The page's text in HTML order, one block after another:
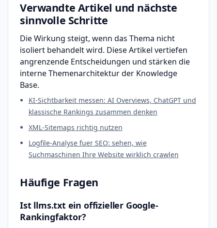
Verwandte Artikel und nächste
sinnvolle Schritte
Die Wirkung steigt, wenn das Thema nicht
isoliert behandelt wird. Diese Artikel vertiefen
angrenzende Entscheidungen und stärken die
interne Themenarchitektur der Knowledge
Base.
KI-Sichtbarkeit messen: AI Overviews, ChatGPT und
klassische Rankings zusammen denken
XML-Sitemaps richtig nutzen
Logfile-Analyse fuer SEO: sehen, wie
Suchmaschinen Ihre Website wirklich crawlen
Häufige Fragen
Ist llms.txt ein offizieller Google-
Rankingfaktor?